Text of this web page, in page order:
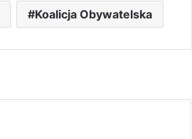
Koalicja Obywatelska